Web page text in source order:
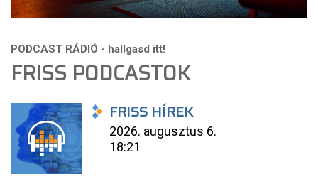
FRISS PODCASTOK
FRISS HÍREK
2026. augusztus 6.
18:21